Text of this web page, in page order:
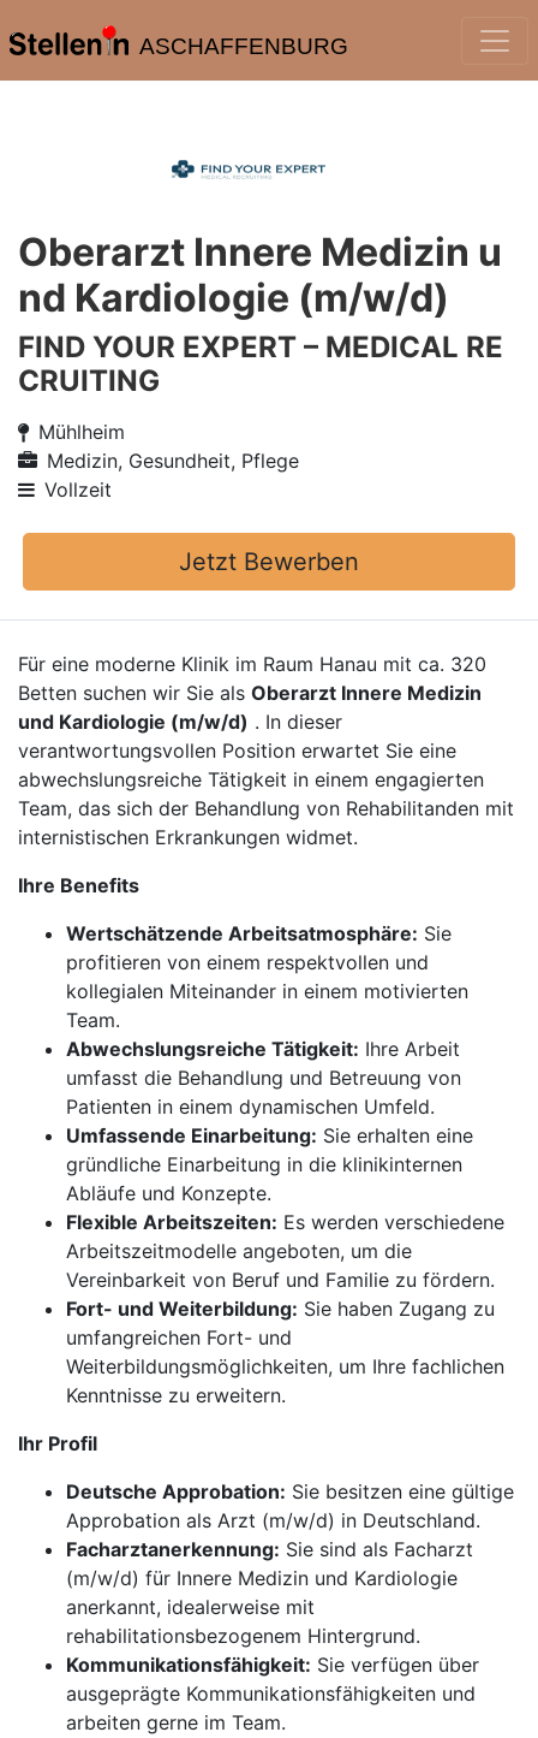
ASCHAFFENBURG
Oberarzt Innere Medizin u
nd Kardiologie (m/w/d)
FIND YOUR EXPERT – MEDICAL RE
CRUITING
Mühlheim
Medizin, Gesundheit, Pflege
Vollzeit
Jetzt Bewerben
Für eine moderne Klinik im Raum Hanau mit ca. 320
Betten suchen wir Sie als Oberarzt Innere Medizin
und Kardiologie (m/w/d) . In dieser
verantwortungsvollen Position erwartet Sie eine
abwechslungsreiche Tätigkeit in einem engagierten
Team, das sich der Behandlung von Rehabilitanden mit
internistischen Erkrankungen widmet.
Ihre Benefits
Wertschätzende Arbeitsatmosphäre: Sie
profitieren von einem respektvollen und
kollegialen Miteinander in einem motivierten
Team.
Abwechslungsreiche Tätigkeit: Ihre Arbeit
umfasst die Behandlung und Betreuung von
Patienten in einem dynamischen Umfeld.
Umfassende Einarbeitung: Sie erhalten eine
gründliche Einarbeitung in die klinikinternen
Abläufe und Konzepte.
Flexible Arbeitszeiten: Es werden verschiedene
Arbeitszeitmodelle angeboten, um die
Vereinbarkeit von Beruf und Familie zu fördern.
Fort- und Weiterbildung: Sie haben Zugang zu
umfangreichen Fort- und
Weiterbildungsmöglichkeiten, um Ihre fachlichen
Kenntnisse zu erweitern.
Ihr Profil
Deutsche Approbation: Sie besitzen eine gültige
Approbation als Arzt (m/w/d) in Deutschland.
Facharztanerkennung: Sie sind als Facharzt
(m/w/d) für Innere Medizin und Kardiologie
anerkannt, idealerweise mit
rehabilitationsbezogenem Hintergrund.
Kommunikationsfähigkeit: Sie verfügen über
ausgeprägte Kommunikationsfähigkeiten und
arbeiten gerne im Team.